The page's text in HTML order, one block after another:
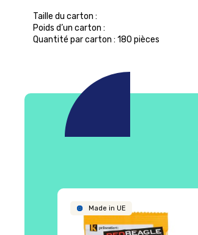
Taille du carton :
Poids d’un carton :
Quantité par carton : 180 pièces
Made in UE